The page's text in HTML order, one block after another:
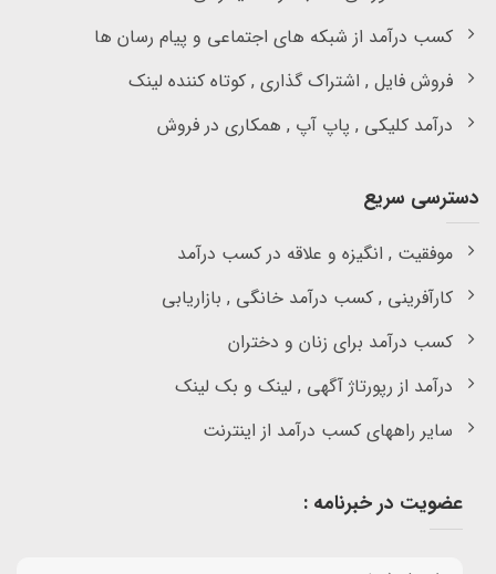
کسب درآمد از شبکه های اجتماعی و پیام رسان ها
فروش فایل , اشتراک گذاری , کوتاه کننده لینک
درآمد کلیکی , پاپ آپ , همکاری در فروش
دسترسی سریع
موفقیت , انگیزه و علاقه در کسب درآمد
کارآفرینی , کسب درآمد خانگی , بازاریابی
کسب درآمد برای زنان و دختران
درآمد از رپورتاژ آگهی , لینک و بک لینک
سایر راههای کسب درآمد از اینترنت
عضویت در خبرنامه :